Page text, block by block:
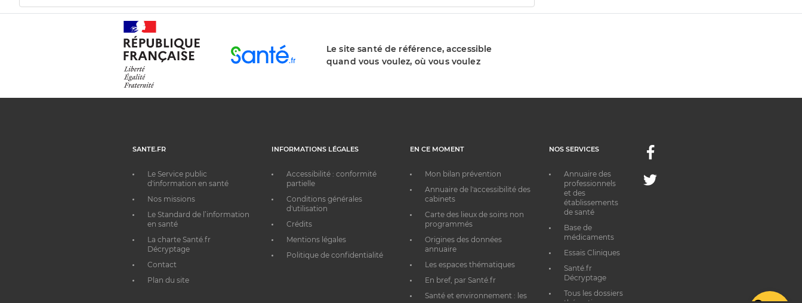
Le site santé de référence, accessible
quand vous voulez, où vous voulez
SANTE.FR
Le Service public
d'information en santé
Nos missions
Le Standard de l’information
en santé
La charte Santé.fr
Décryptage
Contact
Plan du site
INFORMATIONS LÉGALES
Accessibilité : conformité
partielle
Conditions générales
d'utilisation
Crédits
Mentions légales
Politique de confidentialité
EN CE MOMENT
Mon bilan prévention
Annuaire de l'accessibilité des
cabinets
Carte des lieux de soins non
programmés
Origines des données
annuaire
Les espaces thématiques
En bref, par Santé.fr
Santé et environnement : les
NOS SERVICES
Annuaire des
professionnels
et des
établissements
de santé
Base de
médicaments
Essais Cliniques
Santé.fr
Décryptage
Tous les dossiers
Facebook
Twitter